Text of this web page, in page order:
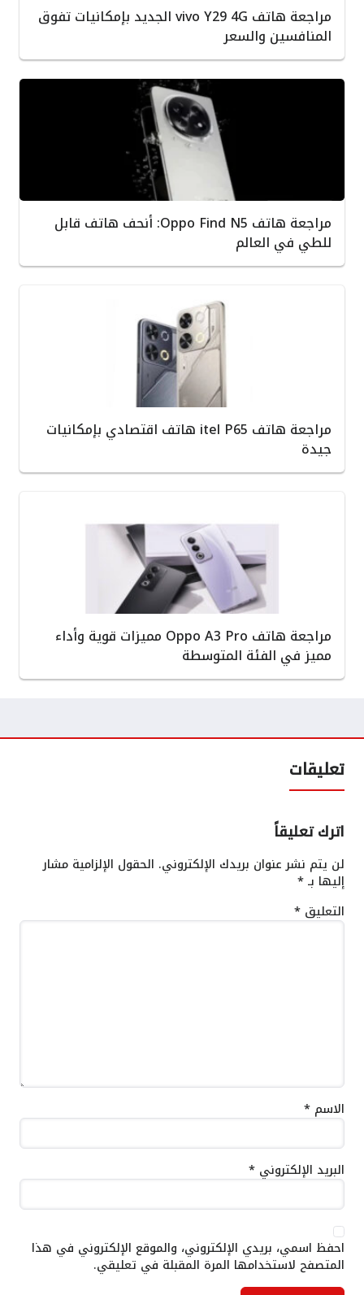
مراجعة هاتف vivo Y29 4G الجديد بإمكانيات تفوق
المنافسين والسعر
مراجعة هاتف Oppo Find N5: أنحف هاتف قابل
للطي في العالم
مراجعة هاتف itel P65 هاتف اقتصادي بإمكانيات
جيدة
مراجعة هاتف Oppo A3 Pro مميزات قوية وأداء
مميز في الفئة المتوسطة
تعليقات
اترك تعليقاً
لن يتم نشر عنوان بريدك الإلكتروني. الحقول الإلزامية مشار
إليها بـ*
التعليق *
الاسم *
البريد الإلكتروني *
احفظ اسمي، بريدي الإلكتروني، والموقع الإلكتروني في هذا
المتصفح لاستخدامها المرة المقبلة في تعليقي.